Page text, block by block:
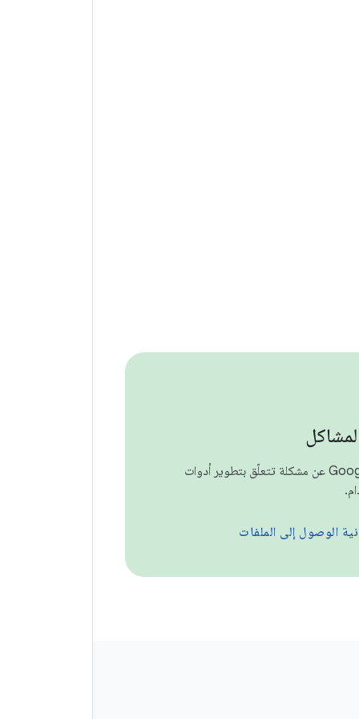
يمكنك إبلاغ Google عن مشكلة تتعلّق بتطوير أدوات
الوصول إلى الملفات